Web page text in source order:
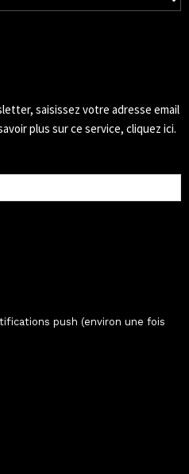
saisissez votre adresse email
plus sur ce service, cliquez ici.
push (environ une fois